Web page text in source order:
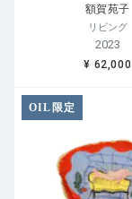
額賀苑子
リビング
2023
¥ 62,000
OIL限定